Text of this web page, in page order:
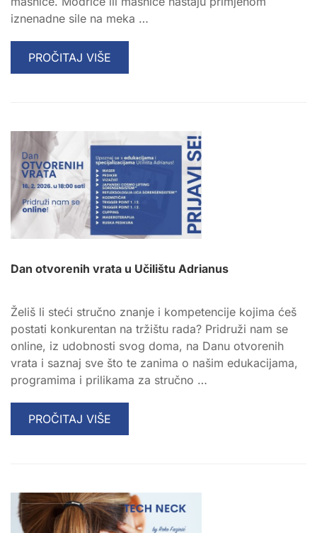
iznenadne sile na meka …
READ
MORE
EFEKTI
CUPPING
METODE
PROČITAJ VIŠE
Dan otvorenih vrata u Učilištu Adrianus
Želiš li steći stručno znanje i kompetencije kojima ćeš
postati konkurentan na tržištu rada? Pridruži nam se
online, iz udobnosti svog doma, na Danu otvorenih
vrata i saznaj sve što te zanima o našim edukacijama,
programima i prilikama za stručno …
READ
MORE
VRATA
U
PROČITAJ VIŠE